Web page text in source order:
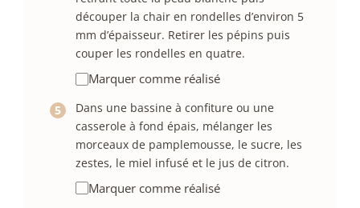
découper la chair en rondelles d’environ 5
mm d’épaisseur. Retirer les pépins puis
couper les rondelles en quatre.
Marquer comme réalisé
Dans une bassine à confiture ou une
casserole à fond épais, mélanger les
morceaux de pamplemousse, le sucre, les
zestes, le miel infusé et le jus de citron.
Marquer comme réalisé